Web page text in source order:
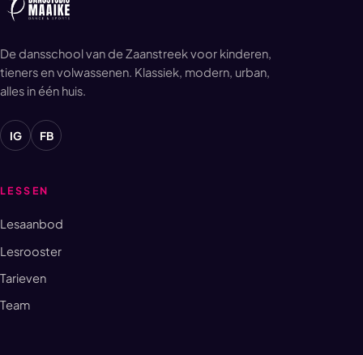
De dansschool van de Zaanstreek voor kinderen,
tieners en volwassenen. Klassiek, modern, urban,
alles in één huis.
IG FB
LESSEN
Lesaanbod
Lesrooster
Tarieven
Team